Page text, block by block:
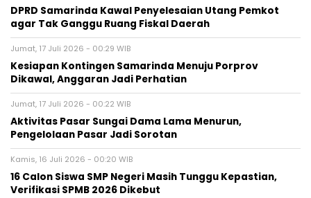
DPRD Samarinda Kawal Penyelesaian Utang Pemkot
agar Tak Ganggu Ruang Fiskal Daerah
Jumat, 17 Juli 2026 - 00:29 WIB
Kesiapan Kontingen Samarinda Menuju Porprov
Dikawal, Anggaran Jadi Perhatian
Jumat, 17 Juli 2026 - 00:22 WIB
Aktivitas Pasar Sungai Dama Lama Menurun,
Pengelolaan Pasar Jadi Sorotan
Kamis, 16 Juli 2026 - 00:20 WIB
16 Calon Siswa SMP Negeri Masih Tunggu Kepastian,
Verifikasi SPMB 2026 Dikebut